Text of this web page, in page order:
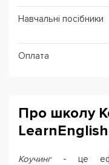
Навчальні посібники
Оплата
Про школу
LearnEnglish
Коучинг- це